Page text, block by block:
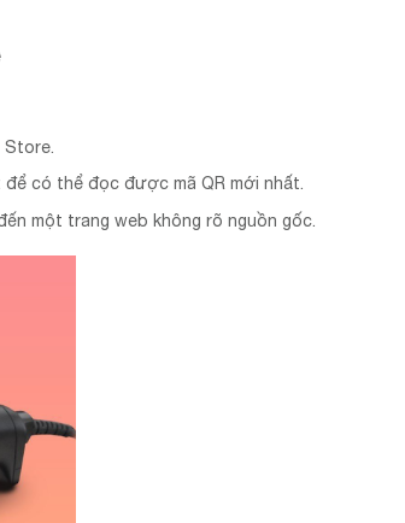
có thể đọc được mã QR mới nhất.
một trang web không rõ nguồn gốc.